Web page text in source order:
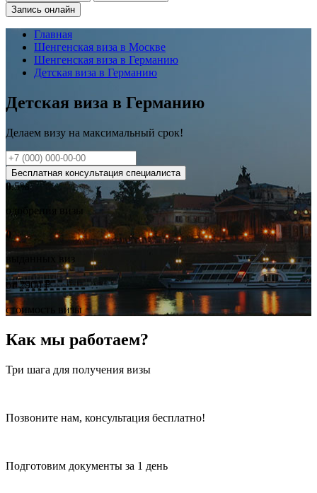
Запись онлайн
Главная
Шенгенская виза в Москве
Шенгенская виза в Германию
Детская виза в Германию
Детская виза в Германию
Делаем визу на максимальный срок!
Бесплатная консультация специалиста
0.5%
одобрения визы
0
выданных виз
от2900₽
стоимость визы
Как мы работаем?
Три шага для получения визы
Позвоните нам, консультация бесплатно!
Подготовим документы за 1 день